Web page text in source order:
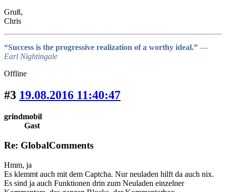
Gruß,
Chris
“Success is the progressive realization of a worthy ideal.” ―
Earl Nightingale
Offline
#3 19.08.2016 11:40:47
grindmobil
Gast
Re: GlobalComments
Hmm, ja
Es klemmt auch mit dem Captcha. Nur neuladen hilft da auch nix.
Es sind ja auch Funktionen drin zum Neuladen einzelner